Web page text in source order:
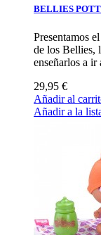
BELLIES
Presentamos
de los Bellies,
enseñarlos a ir
29,95 €
Añadir al
Añadir a la